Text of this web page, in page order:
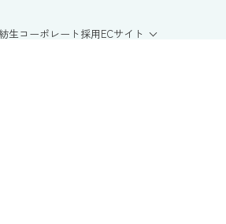
生コーポレート採用ECサイト